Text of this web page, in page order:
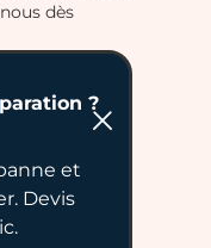
dès
?
et
Devis